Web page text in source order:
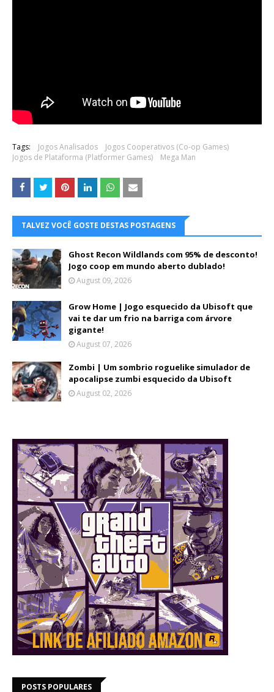
Tags: Jogos Analisados
Jogos Cooperativos (Co-op Games)
Jogos de Plataforma (Platformer Games)
Mega Man
TALVEZ VOCÊ GOSTE DESTAS POSTAGENS
Ghost Recon Wildlands com 95% de desconto!
Jogo coop em mundo aberto dublado!
August 09, 2026
Grow Home | Jogo esquecido da Ubisoft que
vai te dar um frio na barriga com árvore
gigante!
August 07, 2026
Zombi | Um sombrio roguelike simulador de
apocalipse zumbi esquecido da Ubisoft
August 02, 2026
POSTS POPULARES